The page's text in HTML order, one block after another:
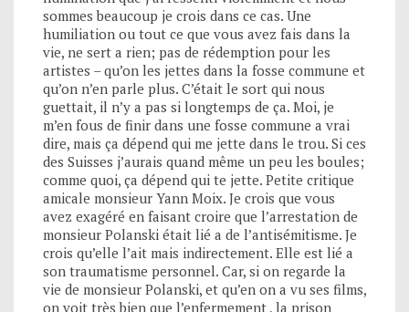
sommes beaucoup je crois dans ce cas. Une
humiliation ou tout ce que vous avez fais dans la
vie, ne sert a rien; pas de rédemption pour les
artistes – qu’on les jettes dans la fosse commune et
qu’on n’en parle plus. C’était le sort qui nous
guettait, il n’y a pas si longtemps de ça. Moi, je
m’en fous de finir dans une fosse commune a vrai
dire, mais ça dépend qui me jette dans le trou. Si ces
des Suisses j’aurais quand même un peu les boules;
comme quoi, ça dépend qui te jette. Petite critique
amicale monsieur Yann Moix. Je crois que vous
avez exagéré en faisant croire que l’arrestation de
monsieur Polanski était lié a de l’antisémitisme. Je
crois qu’elle l’ait mais indirectement. Elle est lié a
son traumatisme personnel. Car, si on regarde la
vie de monsieur Polanski, et qu’en on a vu ses films,
on voit très bien que l’enfermement , la prison